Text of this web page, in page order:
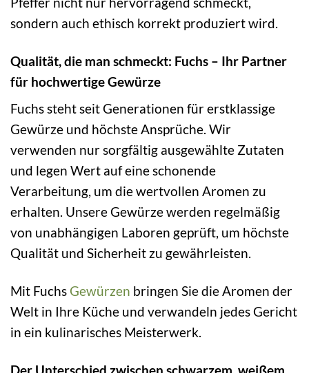
sondern auch ethisch korrekt produziert wird.
Qualität, die man schmeckt: Fuchs – Ihr Partner
für hochwertige Gewürze
Fuchs steht seit Generationen für erstklassige
Gewürze und höchste Ansprüche. Wir
verwenden nur sorgfältig ausgewählte Zutaten
und legen Wert auf eine schonende
Verarbeitung, um die wertvollen Aromen zu
erhalten. Unsere Gewürze werden regelmäßig
von unabhängigen Laboren geprüft, um höchste
Qualität und Sicherheit zu gewährleisten.
Mit Fuchs Gewürzen bringen Sie die Aromen der
Welt in Ihre Küche und verwandeln jedes Gericht
in ein kulinarisches Meisterwerk.